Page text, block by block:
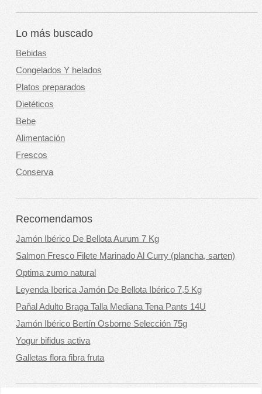
Lo más buscado
Bebidas
Congelados Y helados
Platos preparados
Dietéticos
Bebe
Alimentación
Frescos
Conserva
Recomendamos
Jamón Ibérico De Bellota Aurum 7 Kg
Salmon Fresco Filete Marinado Al Curry (plancha, sarten)
Optima zumo natural
Leyenda Iberica Jamón De Bellota Ibérico 7,5 Kg
Pañal Adulto Braga Talla Mediana Tena Pants 14U
Jamón Ibérico Bertín Osborne Selección 75g
Yogur bifidus activa
Galletas flora fibra fruta